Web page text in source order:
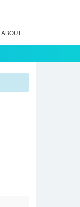
ABOUT